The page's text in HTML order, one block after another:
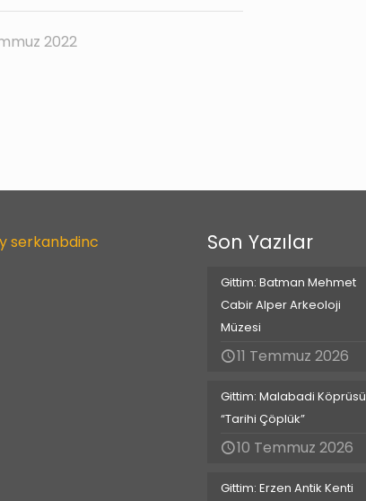
2022
serkanbdinc Son Yazılar
Gittim: Batman Mehmet
Cabir Alper Arkeoloji
Müzesi
11 Temmuz 2026
Gittim: Malabadi Köprüsü
“Tarihi Çöplük”
10 Temmuz 2026
Gittim: Erzen Antik Kenti